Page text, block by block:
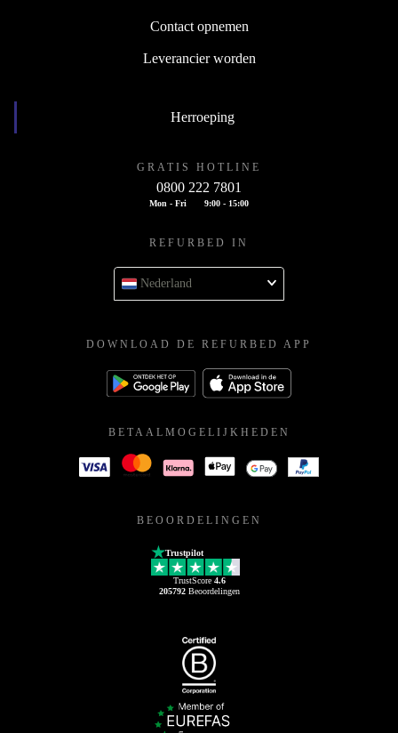
Contact opnemen
Leverancier worden
Herroeping
GRATIS HOTLINE
0800 222 7801
Mon - Fri 9:00 - 15:00
REFURBED IN
Nederland
DOWNLOAD DE REFURBED APP
BETAALMOGELIJKHEDEN
BEOORDELINGEN
Trustpilot
TrustScore 4.6
205792Beoordelingen